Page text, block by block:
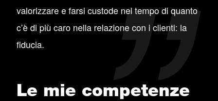
valorizzare e farsi custode nel tempo di quanto
c’è di più caro nella relazione con i clienti: la
fiducia.
Le mie competenze